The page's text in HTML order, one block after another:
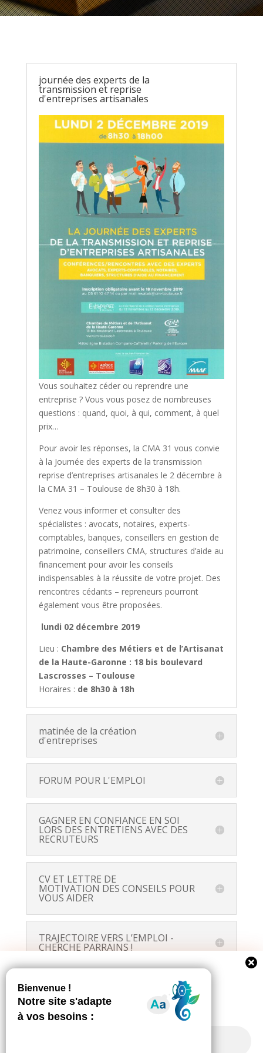
journée des experts de la
transmission et reprise
d'entreprises artisanales
Vous souhaitez céder ou reprendre une
entreprise ? Vous vous posez de nombreuses
questions : quand, quoi, à qui, comment, à quel
prix…
Pour avoir les réponses, la CMA 31 vous convie
à la Journée des experts de la transmission
reprise d’entreprises artisanales le 2 décembre à
la CMA 31 – Toulouse de 8h30 à 18h.
Venez vous informer et consulter des
spécialistes : avocats, notaires, experts-
comptables, banques, conseillers en gestion de
patrimoine, conseillers CMA, structures d’aide au
financement pour avoir les conseils
indispensables à la réussite de votre projet. Des
rencontres cédants – repreneurs pourront
également vous être proposées.
lundi 02 décembre 2019
Lieu : Chambre des Métiers et de l’Artisanat
de la Haute-Garonne : 18 bis boulevard
Lascrosses – Toulouse
Horaires : de 8h30 à 18h
matinée de la création
d'entreprises
FORUM POUR L'EMPLOI
GAGNER EN CONFIANCE EN SOI
LORS DES ENTRETIENS AVEC DES
RECRUTEURS
CV ET LETTRE DE
MOTIVATION DES CONSEILS POUR
VOUS AIDER
TRAJECTOIRE VERS L’EMPLOI -
CHERCHE PARRAINS !
SIGNATURE D’UNE CONVENTION
DE COOPÉRATION ENTRE LA
MAIRIE ET PÔLE EMPLOI
Suivez toute l'actualité de votre ville!